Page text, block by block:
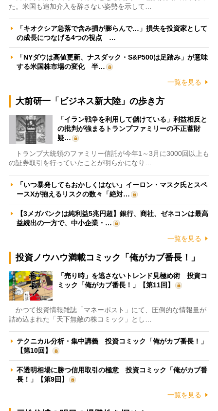
た。米国も追加介入を辞さない姿勢を示して…
「キオクシア急落で含み損が膨らんで…」損失を投資家として
の成長につなげる4つの視点 …
「NYダウは高値更新、ナスダック・S&P500は足踏み」が意味
する米国株市場の変化 半…
一覧を見る
大前研一「ビジネス新大陸」の歩き方
「イラン戦争を利用して儲けている」利益相反と
の批判が強まるトランプファミリーの不正蓄財
疑…
トランプ大統領のファミリー信託が今年1～3月に3000回以上も
の証券取引を行っていたことが明らかになり…
「いつ暴発してもおかしくはない」イーロン・マスク氏とスペ
ースXが抱えるリスクの数々「絶対…
【3メガバンクは純利益5兆円超】銀行、商社、ゼネコンは最高
益続出の一方で、中小企業・…
一覧を見る
投資ノウハウ満載コミック「俺がカブ番長！」
「売り時」を逃さないトレンド見極め術 投資コ
ミック「俺がカブ番長！」【第11回】
かつて投資情報雑誌「マネーポスト」にて、圧倒的な情報量が
詰め込まれた「天下無敵の株コミック」とし…
テクニカル分析・集中講義 投資コミック「俺がカブ番長！」
【第10回】
不透明相場に勝つ信用取引の極意 投資コミック「俺がカブ番
長！」【第9回】
一覧を見る